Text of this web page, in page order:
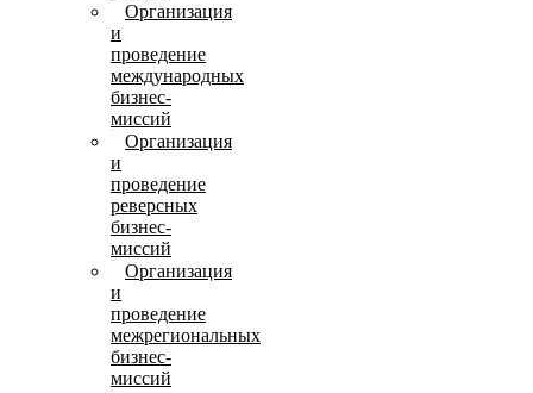
Организация
и
проведение
международных
бизнес-
миссий
Организация
и
проведение
реверсных
бизнес-
миссий
Организация
и
проведение
межрегиональных
бизнес-
миссий